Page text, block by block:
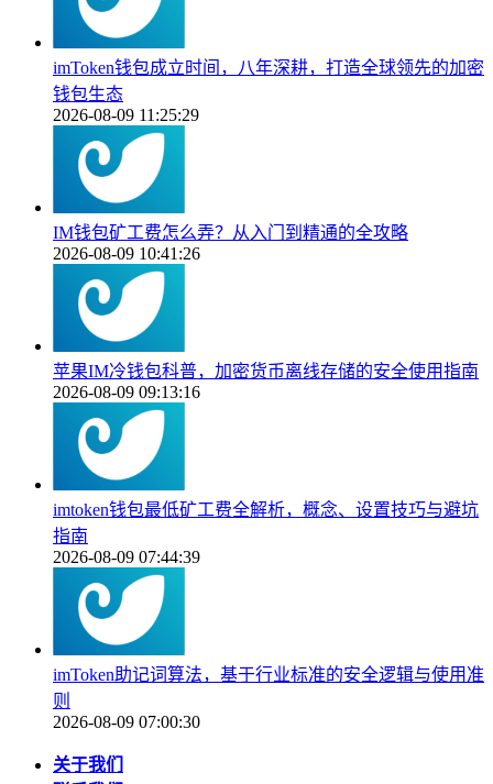
imToken钱包成立时间，八年深耕，打造全球领先的加密
钱包生态
2026-08-09 11:25:29
IM钱包矿工费怎么弄？从入门到精通的全攻略
2026-08-09 10:41:26
苹果IM冷钱包科普，加密货币离线存储的安全使用指南
2026-08-09 09:13:16
imtoken钱包最低矿工费全解析，概念、设置技巧与避坑
指南
2026-08-09 07:44:39
imToken助记词算法，基于行业标准的安全逻辑与使用准
则
2026-08-09 07:00:30
关于我们